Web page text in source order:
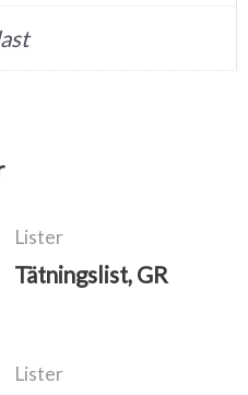
Lister
Tätningslist, GR
Lister